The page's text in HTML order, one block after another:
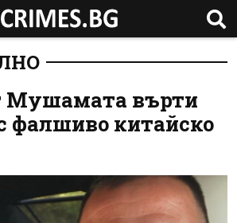
Мушамата върти
фалшиво китайско